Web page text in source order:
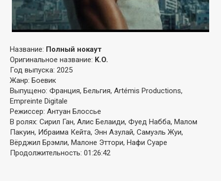
Название: Полный нокаут
Оригинальное название: K.O.
Год выпуска: 2025
Жанр: Боевик
Выпущено: Франция, Бельгия, Artémis Productions,
Empreinte Digitale
Режиссер: Антуан Блоссье
В ролях: Сирил Ган, Алис Белаиди, Фуед Набба, Малом
Пакуин, Ибраима Кейта, Энн Азулай, Самуэль Жуи,
Вёрджил Брэмли, Малоне Эттори, Нафи Суаре
Продолжительность: 01:26:42